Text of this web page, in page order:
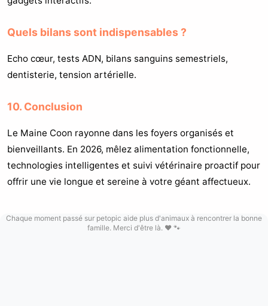
Quels bilans sont indispensables ?
Echo cœur, tests ADN, bilans sanguins semestriels,
dentisterie, tension artérielle.
10. Conclusion
Le Maine Coon rayonne dans les foyers organisés et
bienveillants. En 2026, mêlez alimentation fonctionnelle,
technologies intelligentes et suivi vétérinaire proactif pour
offrir une vie longue et sereine à votre géant affectueux.
Chaque moment passé sur petopic aide plus d'animaux à rencontrer la bonne
famille. Merci d'être là. ❤️ 🐾